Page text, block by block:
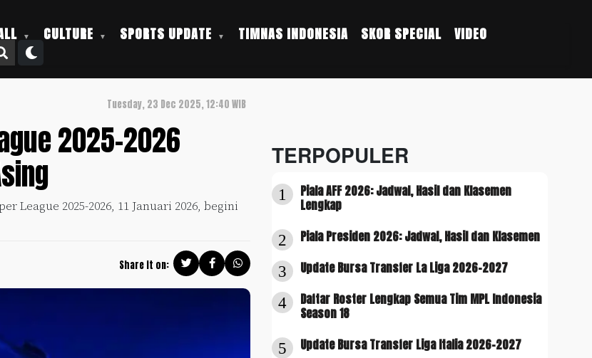
CULTURE SPORTS UPDATE TIMNAS INDONESIA SKOR SPECIAL VIDEO
Tuesday, 23 Dec 2025, 12:40 WIB
2025-2026
League 2025-2026, 11 Januari 2026, begini
Share it on:
TERPOPULER
1
Piala AFF 2026: Jadwal, Hasil dan Klasemen
Lengkap
2 Piala Presiden 2026: Jadwal, Hasil dan Klasemen
3 Update Bursa Transfer La Liga 2026-2027
4
Daftar Roster Lengkap Semua Tim MPL Indonesia
Season 18
5 Update Bursa Transfer Liga Italia 2026-2027